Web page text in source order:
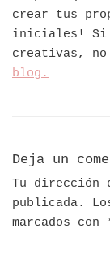
crear tus
iniciales! Si
creativas, no
blog.
Deja un
Tu dirección
publicada.
marcados con